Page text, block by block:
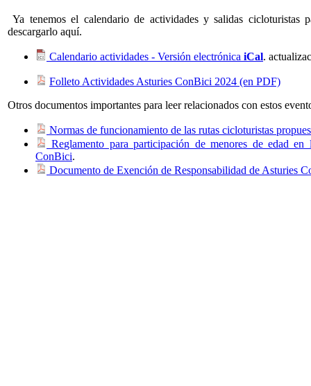
Ya tenemos el calendario de actividades y salidas cicloturistas
descargarlo aquí.
Calendario actividades - Versión electrónica iCal.
Folleto Actividades Asturies ConBici 2024 (en PDF)
Otros documentos importantes para leer relacionados con estos
Normas de funcionamiento de las rutas cicloturistas
Reglamento para participación de menores de edad en
ConBici.
Documento de Exención de Responsabilidad de Asturies